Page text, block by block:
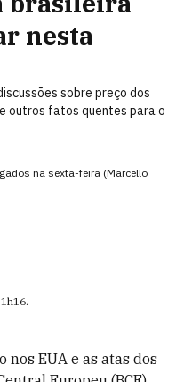
nesta
sobre preço dos
outros fatos quentes para o
na sexta-feira (Marcello
.
nos EUA e as atas dos